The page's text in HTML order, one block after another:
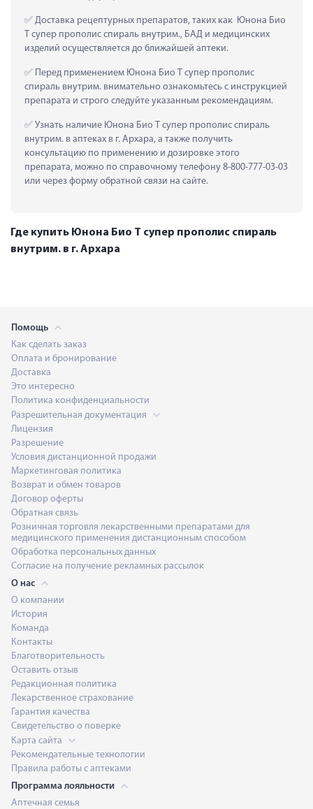
Доставка рецептурных препаратов, таких как  Юнона Био
Т супер прополис спираль внутрим., БАД и медицинских
изделий осуществляется до ближайшей аптеки.
Перед применением Юнона Био Т супер прополис
спираль внутрим. внимательно ознакомьтесь с инструкцией
препарата и строго следуйте указанным рекомендациям.
Узнать наличие Юнона Био Т супер прополис спираль
внутрим. в аптеках в г. Архара, а также получить
консультацию по применению и дозировке этого
препарата, можно по справочному телефону 8-800-777-03-03
или через форму обратной связи на сайте.
Где купить Юнона Био Т супер прополис спираль
внутрим. в г. Архара
Помощь
Как сделать заказ
Оплата и бронирование
Доставка
Это интересно
Политика конфиденциальности
Разрешительная документация
Лицензия
Разрешение
Условия дистанционной продажи
Маркетинговая политика
Возврат и обмен товаров
Договор оферты
Обратная связь
Розничная торговля лекарственными препаратами для
медицинского применения дистанционным способом
Обработка персональных данных
Согласие на получение рекламных рассылок
О нас
О компании
История
Команда
Контакты
Благотворительность
Оставить отзыв
Редакционная политика
Лекарственное страхование
Гарантия качества
Свидетельство о поверке
Карта сайта
Рекомендательные технологии
Правила работы с аптеками
Программа лояльности
Аптечная семья